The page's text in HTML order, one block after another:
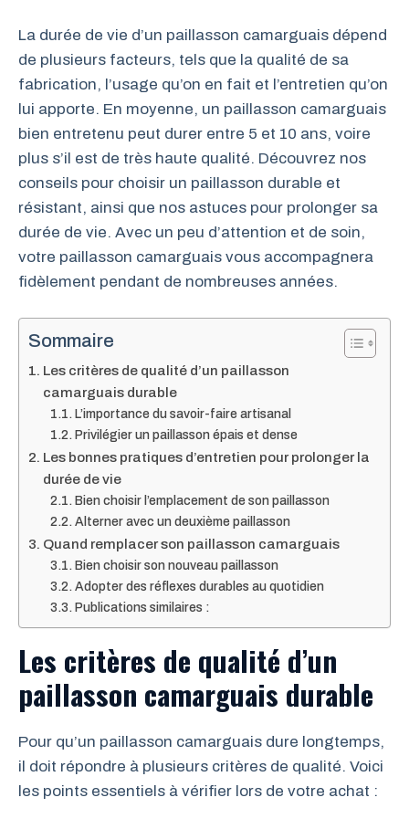
La durée de vie d’un paillasson camarguais dépend
de plusieurs facteurs, tels que la qualité de sa
fabrication, l’usage qu’on en fait et l’entretien qu’on
lui apporte. En moyenne, un paillasson camarguais
bien entretenu peut durer entre 5 et 10 ans, voire
plus s’il est de très haute qualité. Découvrez nos
conseils pour choisir un paillasson durable et
résistant, ainsi que nos astuces pour prolonger sa
durée de vie. Avec un peu d’attention et de soin,
votre paillasson camarguais vous accompagnera
fidèlement pendant de nombreuses années.
Sommaire
Les critères de qualité d’un paillasson
camarguais durable
L’importance du savoir-faire artisanal
Privilégier un paillasson épais et dense
Les bonnes pratiques d’entretien pour prolonger la
durée de vie
Bien choisir l’emplacement de son paillasson
Alterner avec un deuxième paillasson
Quand remplacer son paillasson camarguais
Bien choisir son nouveau paillasson
Adopter des réflexes durables au quotidien
Publications similaires :
Les critères de qualité d’un
paillasson camarguais durable
Pour qu’un paillasson camarguais dure longtemps,
il doit répondre à plusieurs critères de qualité. Voici
les points essentiels à vérifier lors de votre achat :